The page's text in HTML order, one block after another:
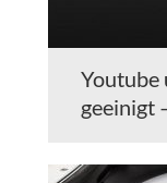
Youtube
geeinigt